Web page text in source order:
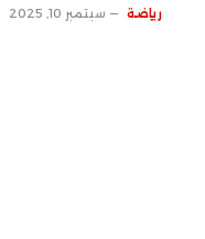
رياضة سبتمبر 10, 2025